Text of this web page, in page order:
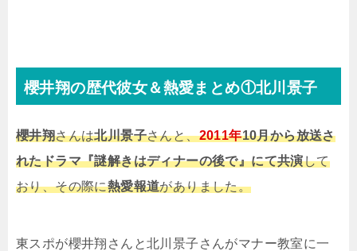
櫻井翔の歴代彼女＆熱愛まとめ①北川景子
櫻井翔さんは北川景子さんと、2011年10月から放送さ
れたドラマ『謎解きはディナーの後で』にて共演して
おり、その際に熱愛報道がありました。
東スポが櫻井翔さんと北川景子さんがマナー教室に一